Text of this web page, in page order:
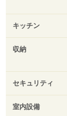
キッチン
収納
セキュリティ
室内設備